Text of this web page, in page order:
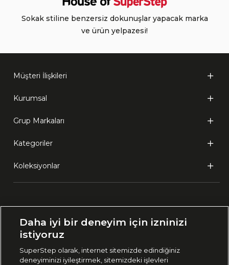
Sokak stiline benzersiz dokunuşlar yapacak marka
ve ürün yelpazesi!
Müşteri İlişkileri
Kurumsal
Grup Markaları
Kategoriler
Koleksiyonlar
🇹🇷 Türkiye
Daha iyi bir deneyim için izninizi
istiyoruz
SuperStep olarak, internet sitemizde edindiğiniz
deneyiminizi iyileştirmek, sitemizdeki işlevleri